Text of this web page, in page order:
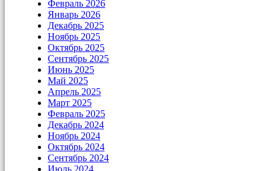
Февраль 2026
Январь 2026
Декабрь 2025
Ноябрь 2025
Октябрь 2025
Сентябрь 2025
Июнь 2025
Май 2025
Апрель 2025
Март 2025
Февраль 2025
Декабрь 2024
Ноябрь 2024
Октябрь 2024
Сентябрь 2024
Июль 2024